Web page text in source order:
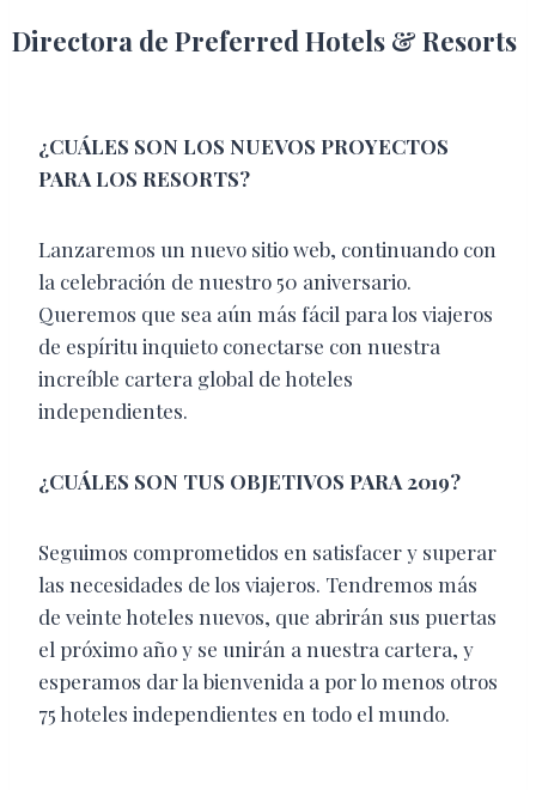
Directora de Preferred Hotels & Resorts
¿CUÁLES SON LOS NUEVOS PROYECTOS
PARA LOS RESORTS?
Lanzaremos un nuevo sitio web, continuando con
la celebración de nuestro 50 aniversario.
Queremos que sea aún más fácil para los viajeros
de espíritu inquieto conectarse con nuestra
increíble cartera global de hoteles
independientes.
¿CUÁLES SON TUS OBJETIVOS PARA 2019?
Seguimos comprometidos en satisfacer y superar
las necesidades de los viajeros. Tendremos más
de veinte hoteles nuevos, que abrirán sus puertas
el próximo año y se unirán a nuestra cartera, y
esperamos dar la bienvenida a por lo menos otros
75 hoteles independientes en todo el mundo.